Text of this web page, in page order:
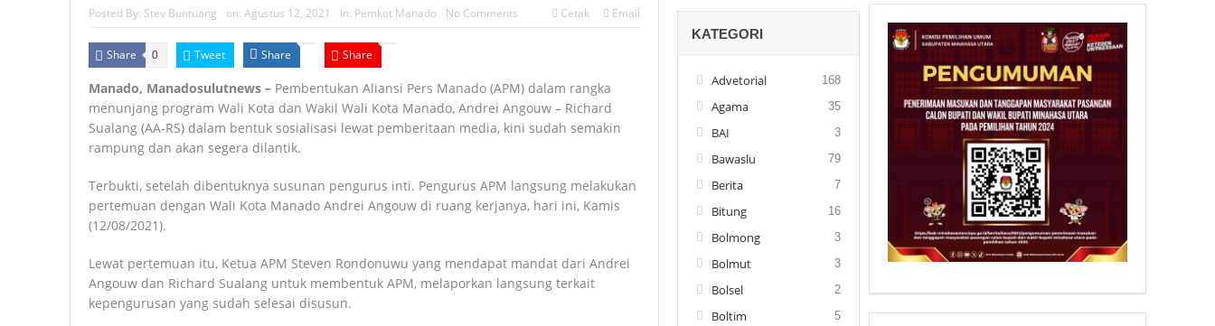
Posted By: Stev Buntuang on: Agustus 12, 2021 In: Pemkot Manado No Comments Cetak Email
Share 0 Tweet Share Share
Manado, Manadosulutnews – Pembentukan Aliansi Pers Manado (APM) dalam rangka
menunjang program Wali Kota dan Wakil Wali Kota Manado, Andrei Angouw – Richard
Sualang (AA-RS) dalam bentuk sosialisasi lewat pemberitaan media, kini sudah semakin
rampung dan akan segera dilantik.
Terbukti, setelah dibentuknya susunan pengurus inti. Pengurus APM langsung melakukan
pertemuan dengan Wali Kota Manado Andrei Angouw di ruang kerjanya, hari ini, Kamis
(12/08/2021).
Lewat pertemuan itu, Ketua APM Steven Rondonuwu yang mendapat mandat dari Andrei
Angouw dan Richard Sualang untuk membentuk APM, melaporkan langsung terkait
kepengurusan yang sudah selesai disusun.
KATEGORI
Advetorial 168
Agama 35
BAI 3
Bawaslu 79
Berita 7
Bitung 16
Bolmong 3
Bolmut 3
Bolsel 2
Boltim 5